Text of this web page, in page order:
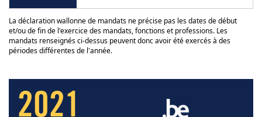
La déclaration wallonne de mandats ne précise pas les dates de début
et/ou de fin de l'exercice des mandats, fonctions et professions. Les
mandats renseignés ci-dessus peuvent donc avoir été exercés à des
périodes différentes de l'année.
2021